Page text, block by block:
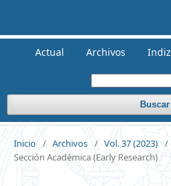
Actual Archivos
Buscar
Inicio / Archivos / Vol. 37 (2023) /
Sección Académica (Early Research)